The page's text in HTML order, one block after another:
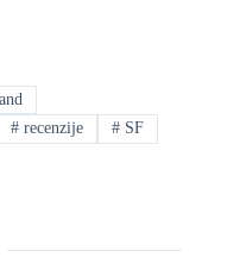
# recenzije # SF